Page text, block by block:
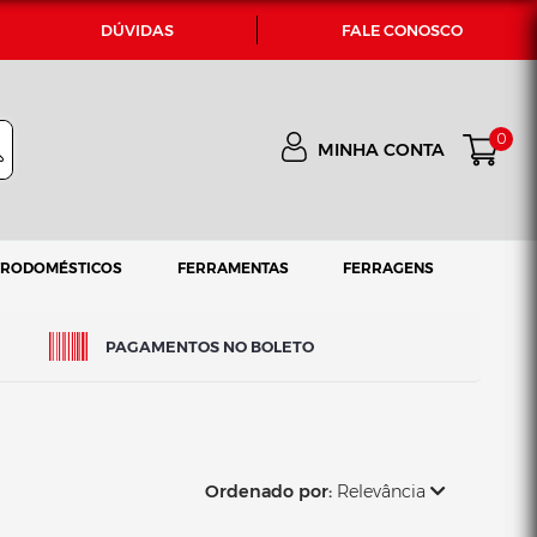
DÚVIDAS FALE CONOSCO
MINHA CONTA 0
FERRAMENTAS FERRAGENS
PAGAMENTOS NO BOLETO
Ordenado por: Relevância